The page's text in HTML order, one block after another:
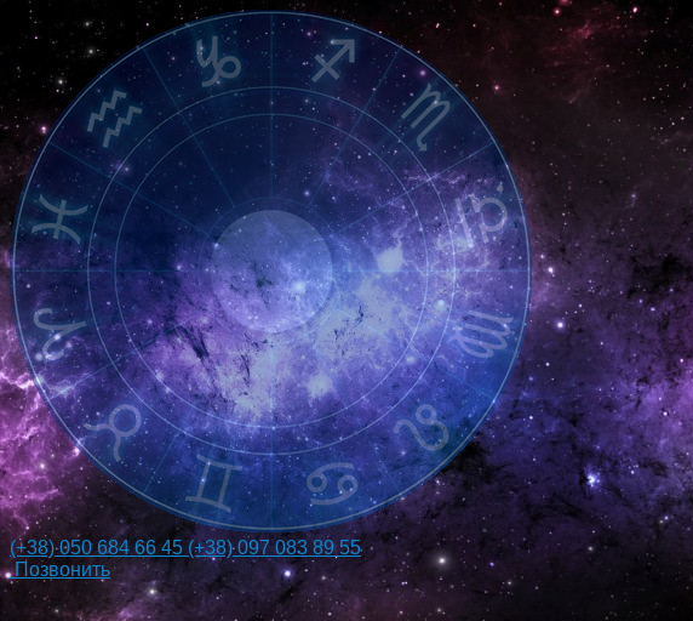
(+38)050 684 66 45 (+38)097 083 89 55
Позвонить